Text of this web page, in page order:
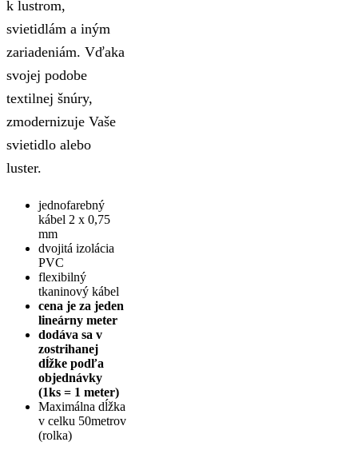
k lustrom,
svietidlám a iným
zariadeniám. Vďaka
svojej podobe
textilnej šnúry,
zmodernizuje Vaše
svietidlo alebo
luster.
jednofarebný
kábel 2 x 0,75
mm
dvojitá izolácia
PVC
flexibilný
tkaninový kábel
cena je za jeden
lineárny meter
dodáva sa v
zostrihanej
dĺžke podľa
objednávky
(1ks = 1 meter)
Maximálna dĺžka
v celku 50metrov
(rolka)